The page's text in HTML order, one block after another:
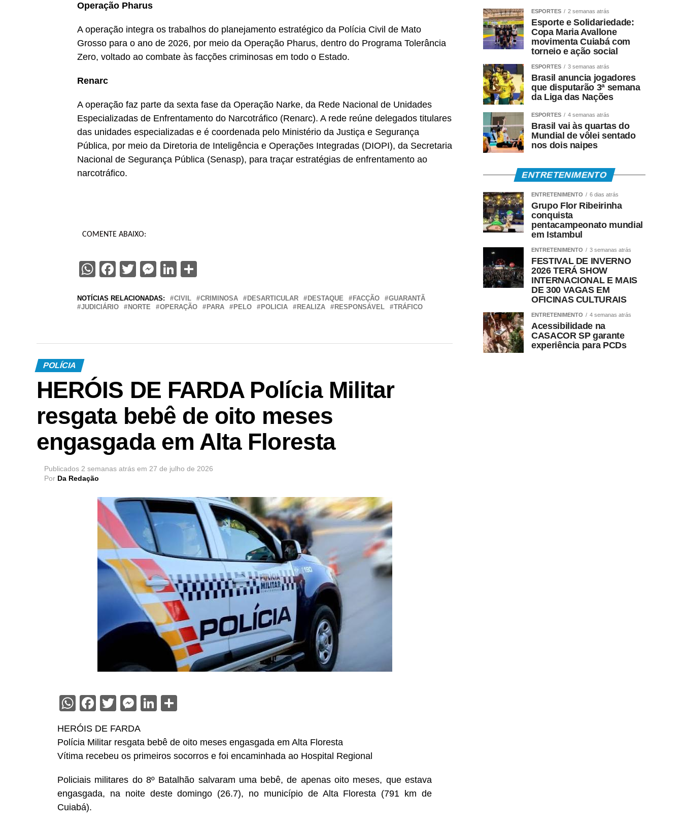
Operação Pharus
A operação integra os trabalhos do planejamento estratégico da Polícia Civil de Mato
Grosso para o ano de 2026, por meio da Operação Pharus, dentro do Programa Tolerância
Zero, voltado ao combate às facções criminosas em todo o Estado.
Renarc
A operação faz parte da sexta fase da Operação Narke, da Rede Nacional de Unidades
Especializadas de Enfrentamento do Narcotráfico (Renarc). A rede reúne delegados titulares
das unidades especializadas e é coordenada pelo Ministério da Justiça e Segurança
Pública, por meio da Diretoria de Inteligência e Operações Integradas (DIOPI), da Secretaria
Nacional de Segurança Pública (Senasp), para traçar estratégias de enfrentamento ao
narcotráfico.
COMENTE ABAIXO:
WhatsApp
Facebook
Twitter
Messenger
LinkedIn
NOTÍCIAS RELACIONADAS: CIVIL CRIMINOSA DESARTICULAR DESTAQUE FACÇÃO
GUARANTÃ
JUDICIÁRIO
NORTE OPERAÇÃO PARA PELO POLICIA REALIZA RESPONSÁVEL TRÁFICO
POLÍCIA
HERÓIS DE FARDA Polícia Militar
resgata bebê de oito meses
engasgada em Alta Floresta
Publicados 2 semanas atrás em 27 de julho de 2026
Por Da Redação
WhatsApp
Facebook
Twitter
Messenger
LinkedIn
HERÓIS DE FARDA
Polícia Militar resgata bebê de oito meses engasgada em Alta Floresta
Vítima recebeu os primeiros socorros e foi encaminhada ao Hospital Regional
Policiais militares do 8º Batalhão salvaram uma bebê, de apenas oito meses, que estava
engasgada, na noite deste domingo (26.7), no município de Alta Floresta (791 km de
Cuiabá).
ESPORTES 2 semanas atrás
Esporte e Solidariedade:
Copa Maria Avallone
movimenta Cuiabá com
torneio e ação social
ESPORTES 3 semanas atrás
Brasil anuncia jogadores
que disputarão 3ª semana
da Liga das Nações
ESPORTES 4 semanas atrás
Brasil vai às quartas do
Mundial de vôlei sentado
nos dois naipes
ENTRETENIMENTO
ENTRETENIMENTO 6 dias atrás
Grupo Flor Ribeirinha
conquista
pentacampeonato mundial
em Istambul
ENTRETENIMENTO 3 semanas atrás
FESTIVAL DE INVERNO
2026 TERÁ SHOW
INTERNACIONAL E MAIS
DE 300 VAGAS EM
OFICINAS CULTURAIS
ENTRETENIMENTO 4 semanas atrás
Acessibilidade na
CASACOR SP garante
experiência para PCDs